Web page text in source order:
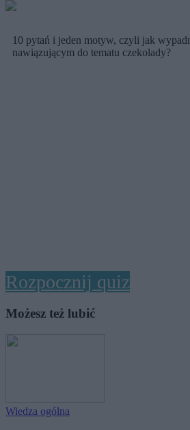
10 pytań i jeden motyw, czyli jak
nawiązującym do tematu czekolady?
Rozpocznij quiz
Możesz też lubić
Wiedza ogólna